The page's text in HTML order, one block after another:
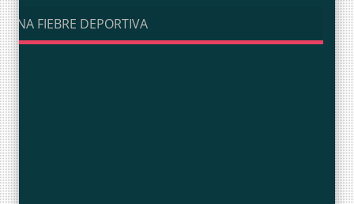
UNA FIEBRE DEPORTIVA